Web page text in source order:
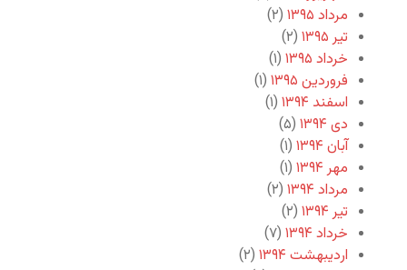
مرداد ۱۳۹۵
(۲)
تیر ۱۳۹۵
(۲)
خرداد ۱۳۹۵
(۱)
فروردین ۱۳۹۵
(۱)
اسفند ۱۳۹۴
(۱)
دی ۱۳۹۴
(۵)
آبان ۱۳۹۴
(۱)
مهر ۱۳۹۴
(۱)
مرداد ۱۳۹۴
(۲)
تیر ۱۳۹۴
(۲)
خرداد ۱۳۹۴
(۷)
اردیبهشت ۱۳۹۴
(۲)